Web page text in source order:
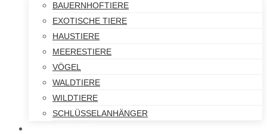
BAUERNHOFTIERE
EXOTISCHE TIERE
HAUSTIERE
MEERESTIERE
VÖGEL
WALDTIERE
WILDTIERE
SCHLÜSSELANHÄNGER